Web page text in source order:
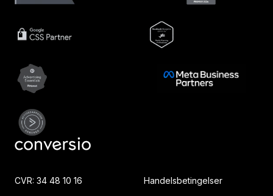
CVR: 34 48 10 16 Handelsbetingelser